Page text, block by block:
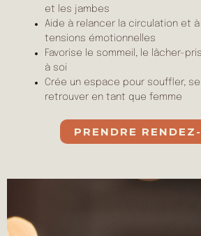
et les jambes
Aide à relancer la circulation et
tensions émotionnelles
Favorise le sommeil, le lâcher-
à soi
Crée un espace pour souffler,
retrouver en tant que femme
PRENDRE